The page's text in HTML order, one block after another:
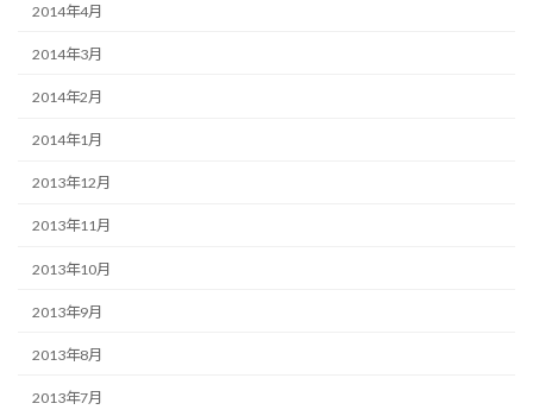
2014年4月
2014年3月
2014年2月
2014年1月
2013年12月
2013年11月
2013年10月
2013年9月
2013年8月
2013年7月